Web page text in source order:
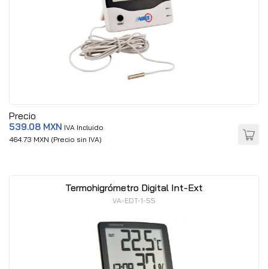
Precio
539.08 MXN IVA Incluido
464.73 MXN (Precio sin IVA)
Termohigrómetro Digital Int-Ext
VA-EDT-1-55